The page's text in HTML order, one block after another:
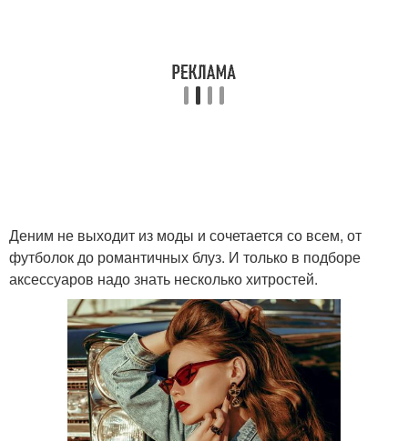
Деним не выходит из моды и сочетается со всем, от
футболок до романтичных блуз. И только в подборе
аксессуаров надо знать несколько хитростей.